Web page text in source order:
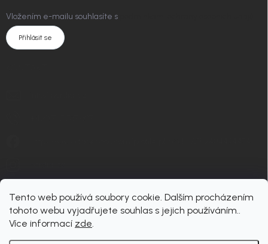
Tento web používá soubory cookie. Dalším procházením
tohoto webu vyjadřujete souhlas s jejich používáním..
Více informací zde.
Vložením e-mailu souhlasíte s
Přihlásit se